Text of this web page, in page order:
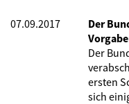
07.09.2017
Der
Der
ersten
sich